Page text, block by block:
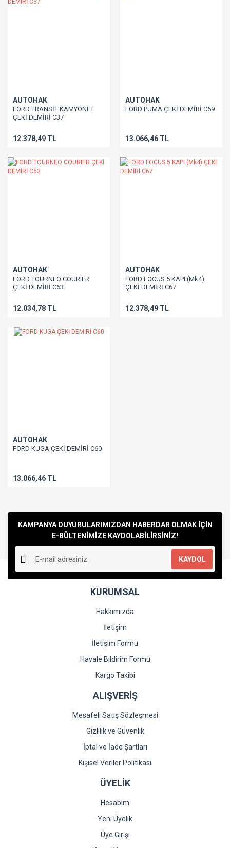
AUTOHAK
FORD TRANSİT KAMYONET
ÇEKİ DEMİRİ C37
12.378,49 TL
AUTOHAK
FORD PUMA ÇEKİ DEMİRİ C69
13.066,46 TL
AUTOHAK
FORD TOURNEO COURIER
ÇEKİ DEMİRİ C63
12.034,78 TL
AUTOHAK
FORD FOCUS 5 KAPI (Mk4)
ÇEKİ DEMİRİ C67
12.378,49 TL
AUTOHAK
FORD KUGA ÇEKİ DEMİRİ C60
13.066,46 TL
KAMPANYA DUYURULARIMIZDAN HABERDAR OLMAK İÇİN
E-BÜLTENİMİZE KAYDOLABİLİRSİNİZ!
KAYDOL
KURUMSAL
Hakkımızda
İletişim
İletişim Formu
Havale Bildirim Formu
Kargo Takibi
ALIŞVERİŞ
Mesafeli Satış Sözleşmesi
Gizlilik ve Güvenlik
İptal ve İade Şartları
Kişisel Veriler Politikası
ÜYELİK
Hesabım
Yeni Üyelik
Üye Girişi